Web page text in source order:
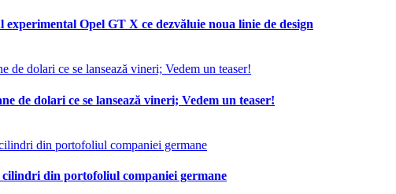
Opel GT X ce dezvăluie noua linie de design
de dolari ce se lansează vineri; Vedem un teaser!
din portofoliul companiei germane